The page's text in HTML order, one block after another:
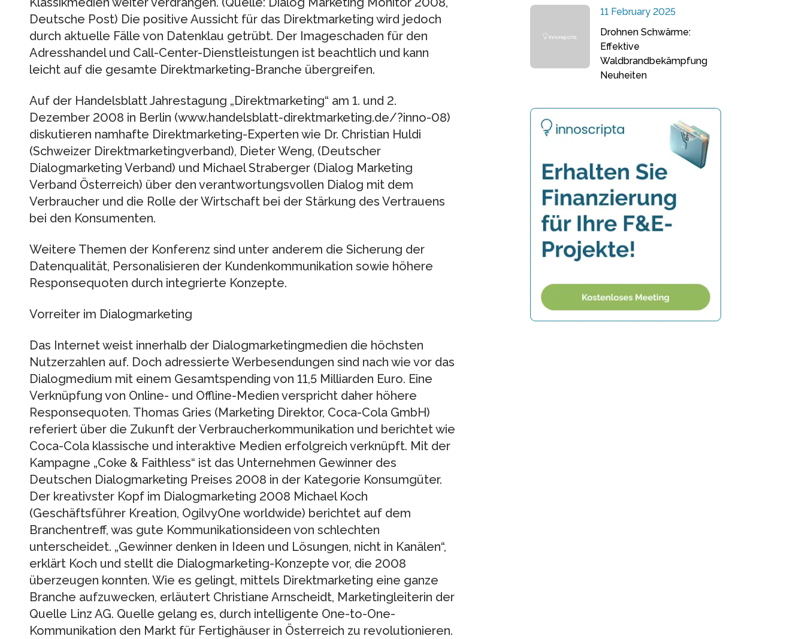
Deutsche Post) Die positive Aussicht für das Direktmarketing wird jedoch
durch aktuelle Fälle von Datenklau getrübt. Der Imageschaden für den
Adresshandel und Call-Center-Dienstleistungen ist beachtlich und kann
leicht auf die gesamte Direktmarketing-Branche übergreifen.
Auf der Handelsblatt Jahrestagung „Direktmarketing“ am 1. und 2.
Dezember 2008 in Berlin (www.handelsblatt-direktmarketing.de/?inno-08)
diskutieren namhafte Direktmarketing-Experten wie Dr. Christian Huldi
(Schweizer Direktmarketingverband), Dieter Weng, (Deutscher
Dialogmarketing Verband) und Michael Straberger (Dialog Marketing
Verband Österreich) über den verantwortungsvollen Dialog mit dem
Verbraucher und die Rolle der Wirtschaft bei der Stärkung des Vertrauens
bei den Konsumenten.
Weitere Themen der Konferenz sind unter anderem die Sicherung der
Datenqualität, Personalisieren der Kundenkommunikation sowie höhere
Responsequoten durch integrierte Konzepte.
Vorreiter im Dialogmarketing
Das Internet weist innerhalb der Dialogmarketingmedien die höchsten
Nutzerzahlen auf. Doch adressierte Werbesendungen sind nach wie vor das
Dialogmedium mit einem Gesamtspending von 11,5 Milliarden Euro. Eine
Verknüpfung von Online- und Offline-Medien verspricht daher höhere
Responsequoten. Thomas Gries (Marketing Direktor, Coca-Cola GmbH)
referiert über die Zukunft der Verbraucherkommunikation und berichtet wie
Coca-Cola klassische und interaktive Medien erfolgreich verknüpft. Mit der
Kampagne „Coke & Faithless“ ist das Unternehmen Gewinner des
Deutschen Dialogmarketing Preises 2008 in der Kategorie Konsumgüter.
Der kreativster Kopf im Dialogmarketing 2008 Michael Koch
(Geschäftsführer Kreation, OgilvyOne worldwide) berichtet auf dem
Branchentreff, was gute Kommunikationsideen von schlechten
unterscheidet. „Gewinner denken in Ideen und Lösungen, nicht in Kanälen“,
erklärt Koch und stellt die Dialogmarketing-Konzepte vor, die 2008
überzeugen konnten. Wie es gelingt, mittels Direktmarketing eine ganze
Branche aufzuwecken, erläutert Christiane Arnscheidt, Marketingleiterin der
Quelle Linz AG. Quelle gelang es, durch intelligente One-to-One-
Kommunikation den Markt für Fertighäuser in Österreich zu revolutionieren.
11 February 2025
Drohnen Schwärme:
Effektive
Waldbrandbekämpfung
Neuheiten